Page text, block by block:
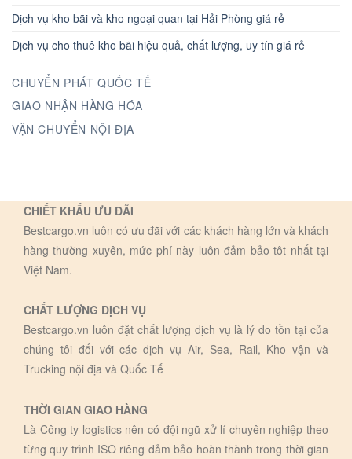
Dịch vụ kho bãi và kho ngoại quan tại Hải Phòng giá rẻ
Dịch vụ cho thuê kho bãi hiệu quả, chất lượng, uy tín giá rẻ
CHUYỂN PHÁT QUỐC TẾ
GIAO NHẬN HÀNG HÓA
VẬN CHUYỂN NỘI ĐỊA
CHIẾT KHẤU ƯU ĐÃI
Bestcargo.vn luôn có ưu đãi với các khách hàng lớn và khách
hàng thường xuyên, mức phí này luôn đảm bảo tôt nhất tại
Việt Nam.
CHẤT LƯỢNG DỊCH VỤ
Bestcargo.vn luôn đặt chất lượng dịch vụ là lý do tồn tại của
chúng tôi đối với các dịch vụ Air, Sea, Rail, Kho vận và
Trucking nội địa và Quốc Tế
THỜI GIAN GIAO HÀNG
Là Công ty logistics nên có đội ngũ xử lí chuyên nghiệp theo
từng quy trình ISO riêng đảm bảo hoàn thành trong thời gian